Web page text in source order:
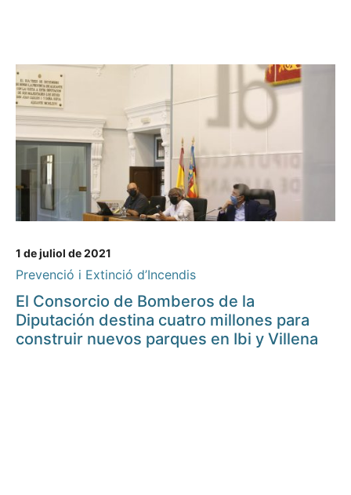
1 de juliol de 2021
Prevenció i Extinció d’Incendis
El Consorcio de Bomberos de la
Diputación destina cuatro millones para
construir nuevos parques en Ibi y Villena